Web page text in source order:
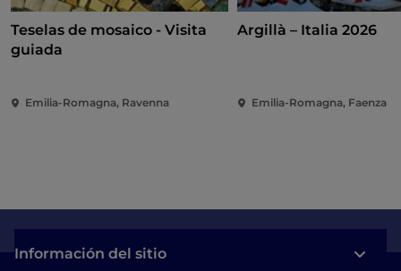
Teselas de mosaico - Visita
guiada
Emilia-Romagna, Ravenna
Argillà – Italia 2026
Emilia-Romagna, Faenza
Información del sitio